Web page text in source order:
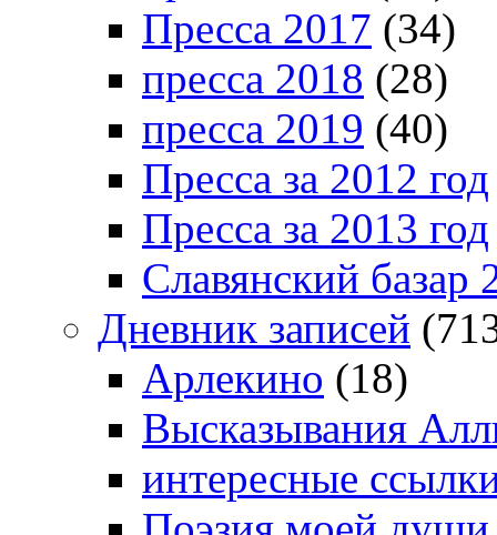
Пресса 2017 (34)
пресса 2018 (28)
пресса 2019 (40)
Пресса за 2012 год
Пресса за 2013 год
Славянский базар
Дневник записей
Арлекино (18)
Высказывания
интересные